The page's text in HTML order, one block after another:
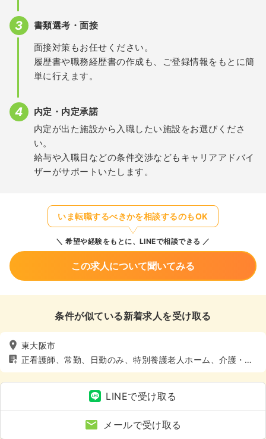
書類選考・面接
面接対策もお任せください。
履歴書や職務経歴書の作成も、ご登録情報をもとに簡
単に行えます。
内定・内定承諾
内定が出た施設から入職したい施設をお選びくださ
い。
給与や入職日などの条件交渉などもキャリアアドバイ
ザーがサポートいたします。
いま転職するべきかを相談するのもOK
希望や経験をもとに、LINEで相談できる
この求人について聞いてみる
条件が似ている新着求人を受け取る
東大阪市
正看護師、常勤、日勤のみ、特別養護老人ホーム、介護・福
祉系、4週8休以上
LINEで受け取る
メールで受け取る